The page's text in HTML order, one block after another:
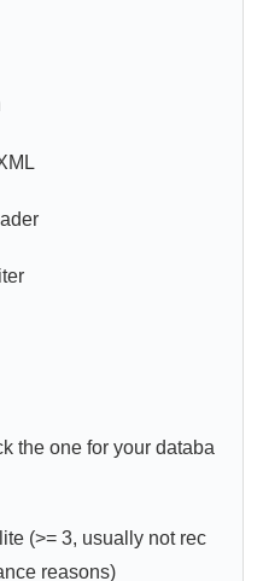
the one for your databa
(>= 3, usually not rec
reasons)